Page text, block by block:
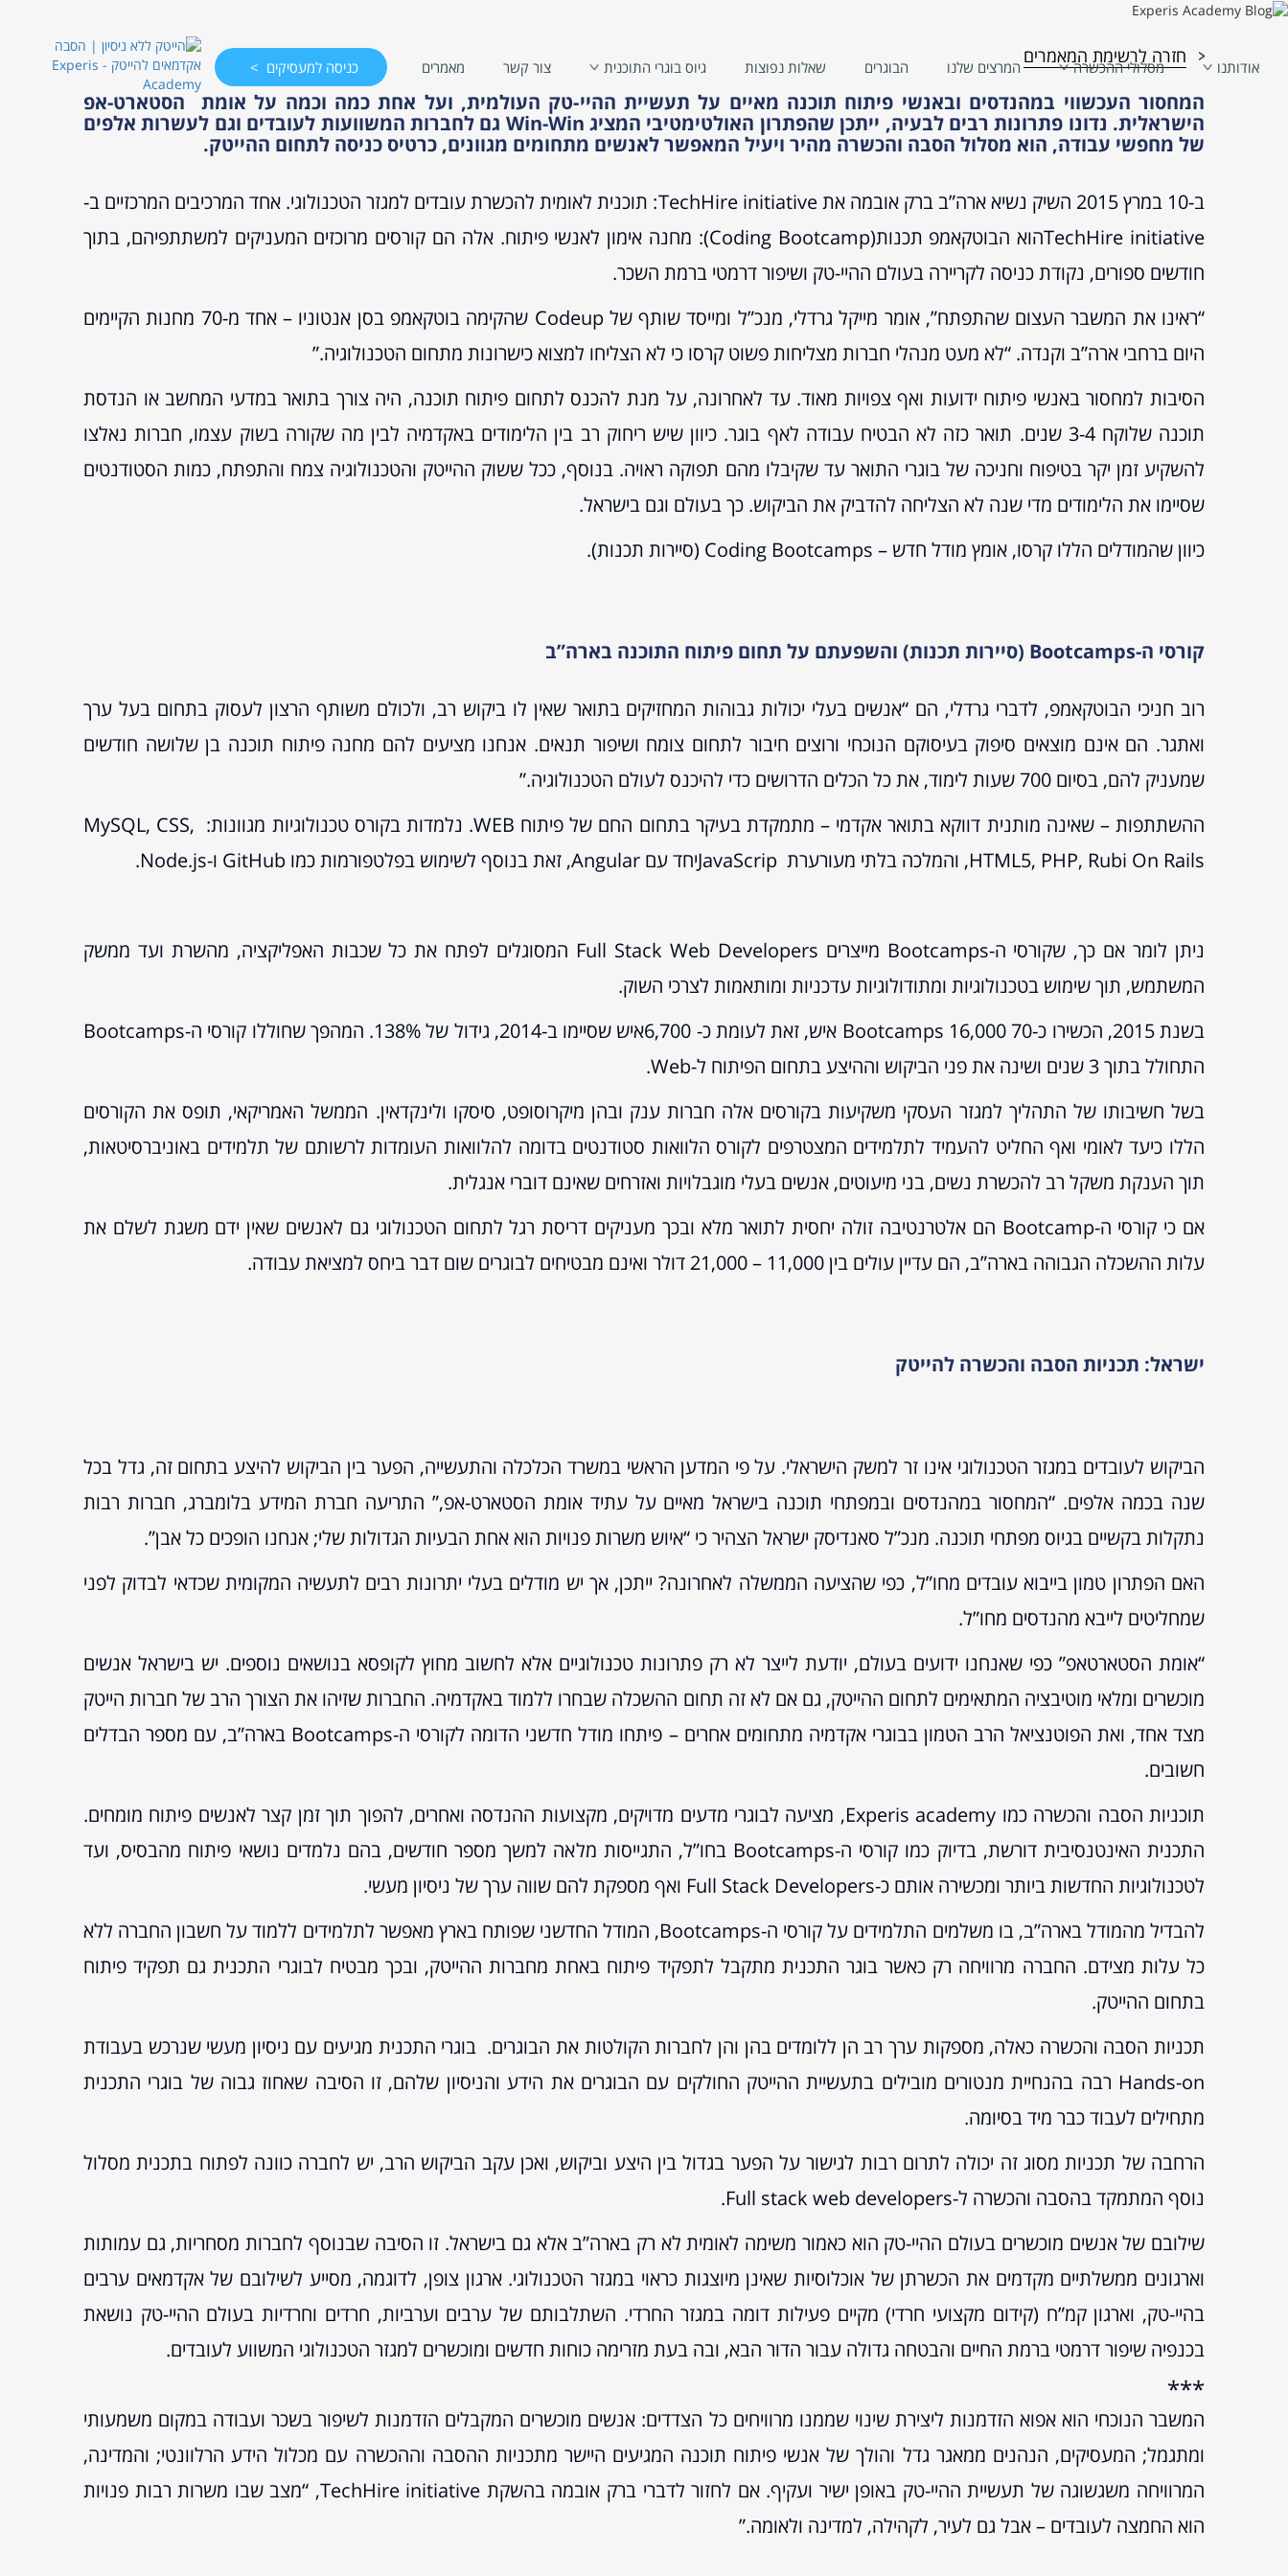
אודותנו מסלולי ההכשרה המרצים שלנו הבוגרים שאלות נפוצות גיוס בוגרי התוכנית צור קשר מאמרים כניסה למעסיקים
Coding Bootcamps – בוטקאמפ תכנות
הגישו מועמדות ל-Bootcamp שלנו
חזרה לרשימת המאמרים
המחסור העכשווי במהנדסים ובאנשי פיתוח תוכנה מאיים על תעשיית ההיי-טק העולמית, ועל אחת כמה וכמה על אומת הסטארט-אפ
הישראלית. נדונו פתרונות רבים לבעיה, ייתכן שהפתרון האולטימטיבי המציג Win-Win גם לחברות המשוועות לעובדים וגם לעשרות אלפים
של מחפשי עבודה, הוא מסלול הסבה והכשרה מהיר ויעיל המאפשר לאנשים מתחומים מגוונים, כרטיס כניסה לתחום ההייטק.
ב-10 במרץ 2015 השיק נשיא ארה”ב ברק אובמה את TechHire initiative: תוכנית לאומית להכשרת עובדים למגזר הטכנולוגי. אחד המרכיבים המרכזיים ב-
TechHire initiativeהוא הבוטקאמפ תכנות(Coding Bootcamp): מחנה אימון לאנשי פיתוח. אלה הם קורסים מרוכזים המעניקים למשתתפיהם, בתוך
חודשים ספורים, נקודת כניסה לקריירה בעולם ההיי-טק ושיפור דרמטי ברמת השכר.
“ראינו את המשבר העצום שהתפתח”, אומר מייקל גרדלי, מנכ”ל ומייסד שותף של Codeup שהקימה בוטקאמפ בסן אנטוניו – אחד מ-70 מחנות הקיימים
היום ברחבי ארה”ב וקנדה. “לא מעט מנהלי חברות מצליחות פשוט קרסו כי לא הצליחו למצוא כישרונות מתחום הטכנולוגיה.”
הסיבות למחסור באנשי פיתוח ידועות ואף צפויות מאוד. עד לאחרונה, על מנת להכנס לתחום פיתוח תוכנה, היה צורך בתואר במדעי המחשב או הנדסת
תוכנה שלוקח 3-4 שנים. תואר כזה לא הבטיח עבודה לאף בוגר. כיוון שיש ריחוק רב בין הלימודים באקדמיה לבין מה שקורה בשוק עצמו, חברות נאלצו
להשקיע זמן יקר בטיפוח וחניכה של בוגרי התואר עד שקיבלו מהם תפוקה ראויה. בנוסף, ככל ששוק ההייטק והטכנולוגיה צמח והתפתח, כמות הסטודנטים
שסיימו את הלימודים מדי שנה לא הצליחה להדביק את הביקוש. כך בעולם וגם בישראל.
כיוון שהמודלים הללו קרסו, אומץ מודל חדש – Coding Bootcamps (סיירות תכנות).
קורסי ה-Bootcamps (סיירות תכנות) והשפעתם על תחום פיתוח התוכנה בארה”ב
רוב חניכי הבוטקאמפ, לדברי גרדלי, הם “אנשים בעלי יכולות גבוהות המחזיקים בתואר שאין לו ביקוש רב, ולכולם משותף הרצון לעסוק בתחום בעל ערך
ואתגר. הם אינם מוצאים סיפוק בעיסוקם הנוכחי ורוצים חיבור לתחום צומח ושיפור תנאים. אנחנו מציעים להם מחנה פיתוח תוכנה בן שלושה חודשים
שמעניק להם, בסיום 700 שעות לימוד, את כל הכלים הדרושים כדי להיכנס לעולם הטכנולוגיה.”
ההשתתפות – שאינה מותנית דווקא בתואר אקדמי – מתמקדת בעיקר בתחום החם של פיתוח WEB. נלמדות בקורס טכנולוגיות מגוונות: MySQL, CSS,
HTML5, PHP, Rubi On Rails, והמלכה בלתי מעורערת JavaScripיחד עם Angular, זאת בנוסף לשימוש בפלטפורמות כמו GitHub ו-Node.js.
ניתן לומר אם כך, שקורסי ה-Bootcamps מייצרים Full Stack Web Developers המסוגלים לפתח את כל שכבות האפליקציה, מהשרת ועד ממשק
המשתמש, תוך שימוש בטכנולוגיות ומתודולוגיות עדכניות ומותאמות לצרכי השוק.
בשנת 2015, הכשירו כ-70 Bootcamps 16,000 איש, זאת לעומת כ- 6,700איש שסיימו ב-2014, גידול של 138%. המהפך שחוללו קורסי ה-Bootcamps
התחולל בתוך 3 שנים ושינה את פני הביקוש וההיצע בתחום הפיתוח ל-Web.
בשל חשיבותו של התהליך למגזר העסקי משקיעות בקורסים אלה חברות ענק ובהן מיקרוסופט, סיסקו ולינקדאין. הממשל האמריקאי, תופס את הקורסים
הללו כיעד לאומי ואף החליט להעמיד לתלמידים המצטרפים לקורס הלוואות סטודנטים בדומה להלוואות העומדות לרשותם של תלמידים באוניברסיטאות,
תוך הענקת משקל רב להכשרת נשים, בני מיעוטים, אנשים בעלי מוגבלויות ואזרחים שאינם דוברי אנגלית.
אם כי קורסי ה-Bootcamp הם אלטרנטיבה זולה יחסית לתואר מלא ובכך מעניקים דריסת רגל לתחום הטכנולוגי גם לאנשים שאין ידם משגת לשלם את
עלות ההשכלה הגבוהה בארה”ב, הם עדיין עולים בין 11,000 – 21,000 דולר ואינם מבטיחים לבוגרים שום דבר ביחס למציאת עבודה.
ישראל: תכניות הסבה והכשרה להייטק
הביקוש לעובדים במגזר הטכנולוגי אינו זר למשק הישראלי. על פי המדען הראשי במשרד הכלכלה והתעשייה, הפער בין הביקוש להיצע בתחום זה, גדל בכל
שנה בכמה אלפים. “המחסור במהנדסים ובמפתחי תוכנה בישראל מאיים על עתיד אומת הסטארט-אפ,” התריעה חברת המידע בלומברג, חברות רבות
נתקלות בקשיים בגיוס מפתחי תוכנה. מנכ”ל סאנדיסק ישראל הצהיר כי “איוש משרות פנויות הוא אחת הבעיות הגדולות שלי; אנחנו הופכים כל אבן”.
האם הפתרון טמון בייבוא עובדים מחו”ל, כפי שהציעה הממשלה לאחרונה? ייתכן, אך יש מודלים בעלי יתרונות רבים לתעשיה המקומית שכדאי לבדוק לפני
שמחליטים לייבא מהנדסים מחו”ל.
“אומת הסטארטאפ” כפי שאנחנו ידועים בעולם, יודעת לייצר לא רק פתרונות טכנולוגיים אלא לחשוב מחוץ לקופסא בנושאים נוספים. יש בישראל אנשים
מוכשרים ומלאי מוטיבציה המתאימים לתחום ההייטק, גם אם לא זה תחום ההשכלה שבחרו ללמוד באקדמיה. החברות שזיהו את הצורך הרב של חברות הייטק
מצד אחד, ואת הפוטנציאל הרב הטמון בבוגרי אקדמיה מתחומים אחרים – פיתחו מודל חדשני הדומה לקורסי ה-Bootcamps בארה”ב, עם מספר הבדלים
חשובים.
תוכניות הסבה והכשרה כמו Experis academy, מציעה לבוגרי מדעים מדויקים, מקצועות ההנדסה ואחרים, להפוך תוך זמן קצר לאנשים פיתוח מומחים.
התכנית האינטנסיבית דורשת, בדיוק כמו קורסי ה-Bootcamps בחו”ל, התגייסות מלאה למשך מספר חודשים, בהם נלמדים נושאי פיתוח מהבסיס, ועד
לטכנולוגיות החדשות ביותר ומכשירה אותם כ-Full Stack Developers ואף מספקת להם שווה ערך של ניסיון מעשי.
להבדיל מהמודל בארה”ב, בו משלמים התלמידים על קורסי ה-Bootcamps, המודל החדשני שפותח בארץ מאפשר לתלמידים ללמוד על חשבון החברה ללא
כל עלות מצידם. החברה מרוויחה רק כאשר בוגר התכנית מתקבל לתפקיד פיתוח באחת מחברות ההייטק, ובכך מבטיח לבוגרי התכנית גם תפקיד פיתוח
בתחום ההייטק.
תכניות הסבה והכשרה כאלה, מספקות ערך רב הן ללומדים בהן והן לחברות הקולטות את הבוגרים. בוגרי התכנית מגיעים עם ניסיון מעשי שנרכש בעבודת
Hands-on רבה בהנחיית מנטורים מובילים בתעשיית ההייטק החולקים עם הבוגרים את הידע והניסיון שלהם, זו הסיבה שאחוז גבוה של בוגרי התכנית
מתחילים לעבוד כבר מיד בסיומה.
הרחבה של תכניות מסוג זה יכולה לתרום רבות לגישור על הפער בגדול בין היצע וביקוש, ואכן עקב הביקוש הרב, יש לחברה כוונה לפתוח בתכנית מסלול
נוסף המתמקד בהסבה והכשרה ל-Full stack web developers.
שילובם של אנשים מוכשרים בעולם ההיי-טק הוא כאמור משימה לאומית לא רק בארה”ב אלא גם בישראל. זו הסיבה שבנוסף לחברות מסחריות, גם עמותות
וארגונים ממשלתיים מקדמים את הכשרתן של אוכלוסיות שאינן מיוצגות כראוי במגזר הטכנולוגי. ארגון צופן, לדוגמה, מסייע לשילובם של אקדמאים ערבים
בהיי-טק, וארגון קמ”ח (קידום מקצועי חרדי) מקיים פעילות דומה במגזר החרדי. השתלבותם של ערבים וערביות, חרדים וחרדיות בעולם ההיי-טק נושאת
בכנפיה שיפור דרמטי ברמת החיים והבטחה גדולה עבור הדור הבא, ובה בעת מזרימה כוחות חדשים ומוכשרים למגזר הטכנולוגי המשווע לעובדים.
***
המשבר הנוכחי הוא אפוא הזדמנות ליצירת שינוי שממנו מרוויחים כל הצדדים: אנשים מוכשרים המקבלים הזדמנות לשיפור בשכר ועבודה במקום משמעותי
ומתגמל; המעסיקים, הנהנים ממאגר גדל והולך של אנשי פיתוח תוכנה המגיעים היישר מתכניות ההסבה וההכשרה עם מכלול הידע הרלוונטי; והמדינה,
המרוויחה משגשוגה של תעשיית ההיי-טק באופן ישיר ועקיף. אם לחזור לדברי ברק אובמה בהשקת TechHire initiative, “מצב שבו משרות רבות פנויות
הוא החמצה לעובדים – אבל גם לעיר, לקהילה, למדינה ולאומה.”